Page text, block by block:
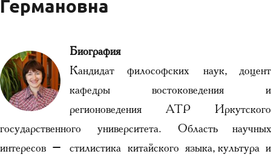
Германовна
Биография
Кандидат философских наук, доцент
кафедры востоковедения и
регионоведения АТР Иркутского
государственного университета. Область научных
интересов – стилистика китайского языка, культура и